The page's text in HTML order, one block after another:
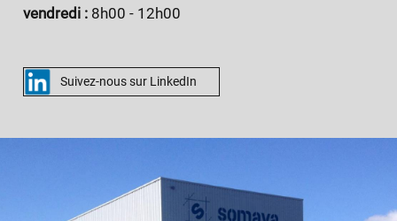
vendredi : 8h00 - 12h00
Suivez-nous sur LinkedIn